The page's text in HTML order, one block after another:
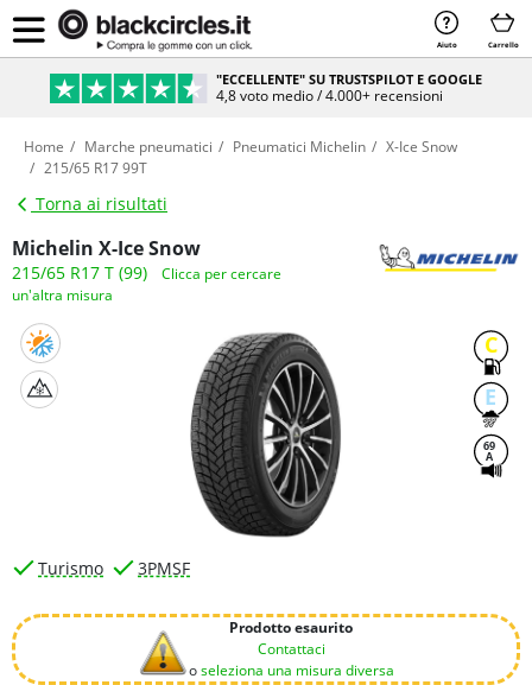
Aiuto Carrello
"ECCELLENTE" SU TRUSTSPILOT E GOOGLE
4,8 voto medio / 4.000+ recensioni
Home Marche pneumatici Pneumatici Michelin
X-Ice Snow
215/65 R17 99T
Torna ai risultati
Michelin X-Ice Snow
215/65 R17 T (99)
Clicca per cercare
un'altra misura
C
E
69
A
Turismo 3PMSF
Prodotto esaurito
Contattaci
oseleziona una misura diversa